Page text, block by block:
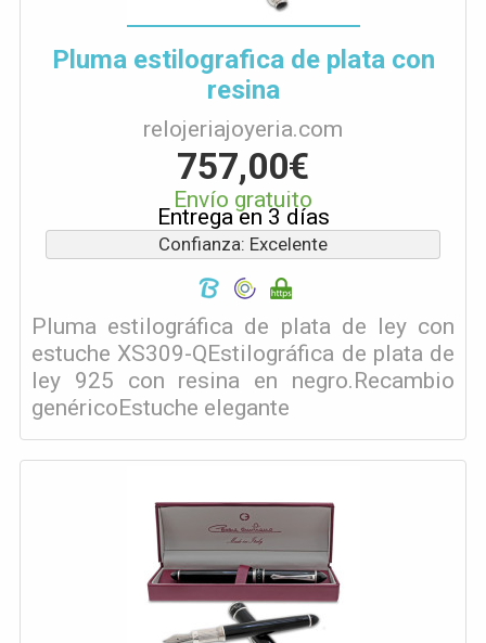
Pluma estilografica de plata con
resina
relojeriajoyeria.com
757,00€
Envío gratuito
Entrega en 3 días
Confianza: Excelente
Pluma estilográfica de plata de ley con
estuche XS309-QEstilográfica de plata de
ley 925 con resina en negro.Recambio
genéricoEstuche elegante